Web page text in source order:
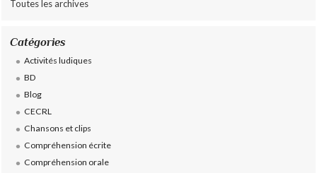
Toutes les archives
Catégories
Activités ludiques
BD
Blog
CECRL
Chansons et clips
Compréhension écrite
Compréhension orale